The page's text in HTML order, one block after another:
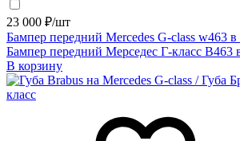
23 000 ₽/шт
Бампер передний Mercedes G-class w463
Бампер передний Мерседес Г-класс
В корзину